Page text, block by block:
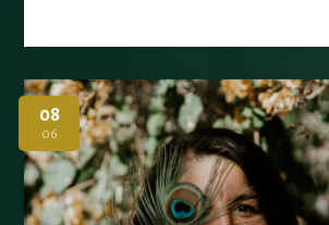
08
06